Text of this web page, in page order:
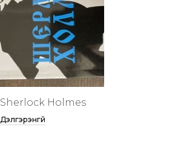
Sherlock Holmes
Дэлгэрэнгүй